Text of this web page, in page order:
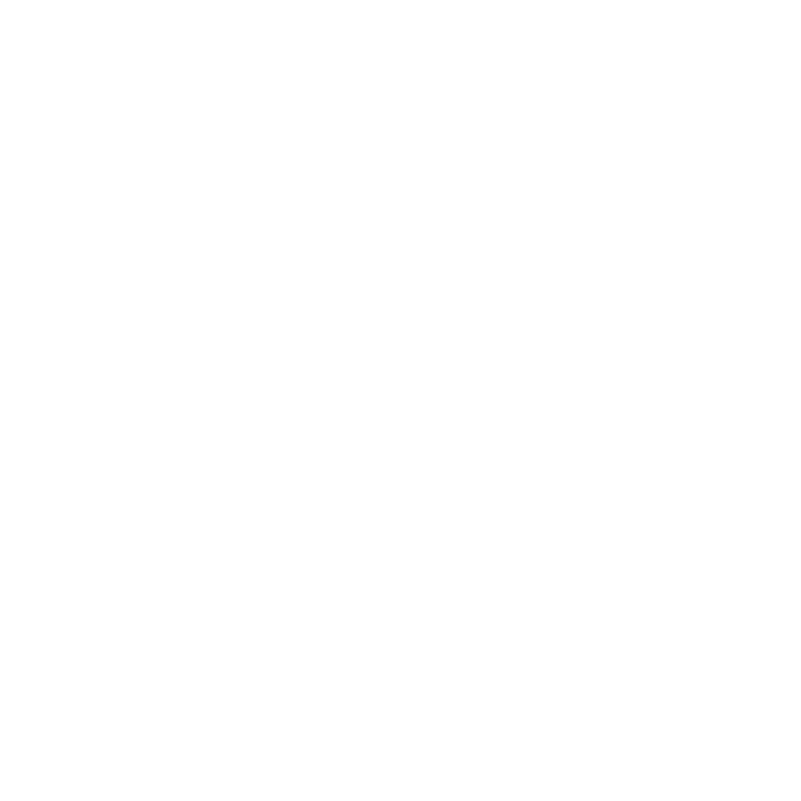
die erste Niederlage einstecken. Die Heimmannschaft
am Ende wurde aus einer 3:0 Führung noch eine 4:6 Niederlage.
schnell mit 3:0 in Führung. Mit der ersten Saisonniederlage von
van Dessel, machten die Jülicher den Anschlusspunkt.
Christian (1:3 gegen Preuss) stand es schon 3:3. Kirill gewann
Dessel und Tobi mit 1:3 gegen Preuss brachten dann die Jülicher
gegen Ronde gegen einen immer besser werdenden Ronde
im oberen Paarkreuz und keinem im unteren Paarkreuz hatte
und Focus auf das Spiel am Samstag gegen Borussia Dortmund II.